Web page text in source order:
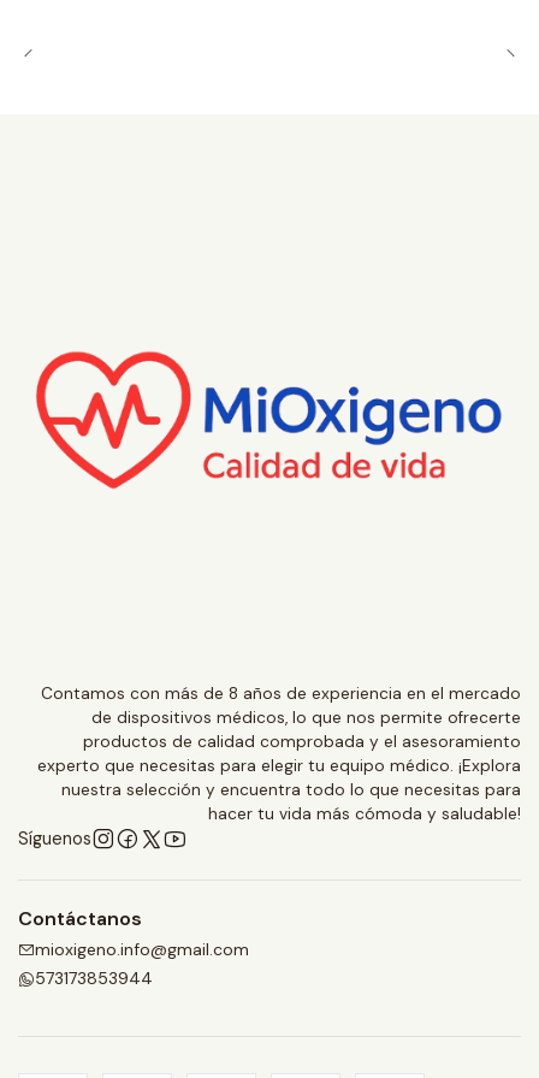
máscara AirFit™ N30i, lo que permite intercambiarlas
fácilmente para tener más opciones.
Qué está incluido:
Ficha técnica - Mascarilla P30i en español.
GUIA DEL USUARIO - P30I
GUIA DE TALLAS PARA MASCARAS N30I - P30I
Contamos con más de 8 años de experiencia en el mercado
de dispositivos médicos, lo que nos permite ofrecerte
productos de calidad comprobada y el asesoramiento
experto que necesitas para elegir tu equipo médico. ¡Explora
nuestra selección y encuentra todo lo que necesitas para
hacer tu vida más cómoda y saludable!
Síguenos
Contáctanos
mioxigeno.info@gmail.com
573173853944